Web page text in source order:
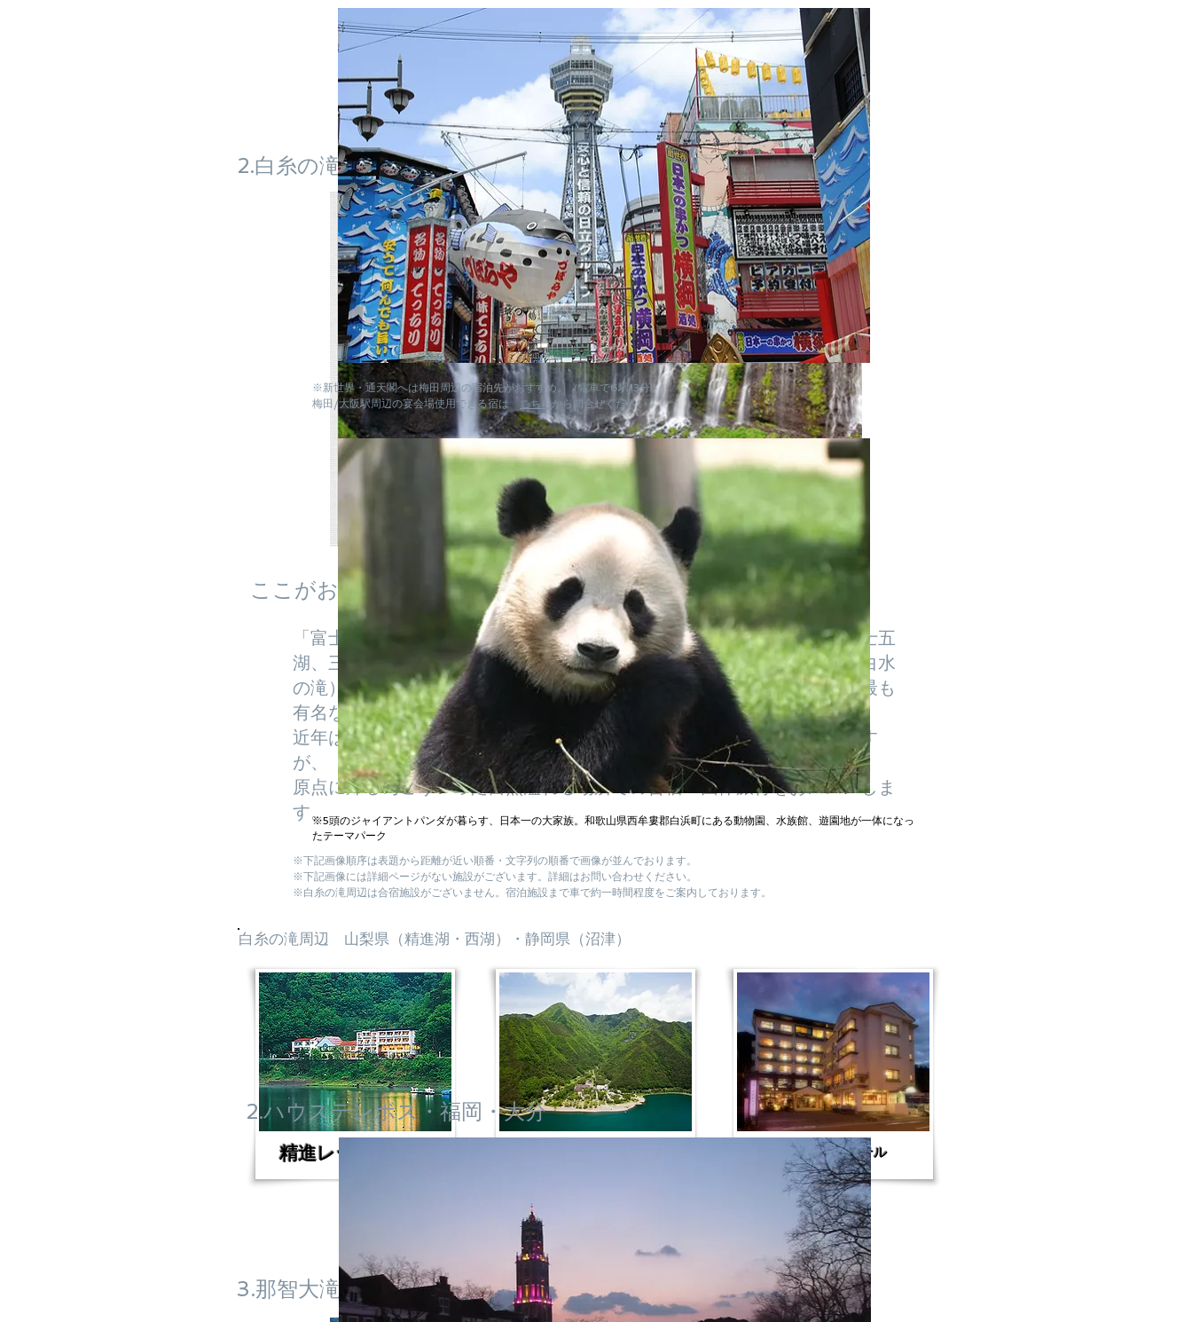
2.白糸の滝～世界文化遺産～
所在地：静岡県富士宮市上井出新田
ここがおすすめ ★★★★☆
「富士山信仰の対象と芸術の源泉」世界遺産（文化遺産）に選ばれた富士五
湖、三保の松原と並ぶ白糸の滝。全国の滝の総称で白糸の滝（あるいは白水
の滝）と呼ばれる滝が北は北海道～九州の大分までありますがその中で最も
有名な場所。
近年は中国人観光客が増加しています。写真や美術など勿論おススメです
が、
原点に帰る為こういった自然溢れる場所での合宿・団体旅行をおススメしま
す。
※下記画像順序は表題から距離が近い順番・文字列の順番で画像が並んでおります。
※下記画像には詳細ページがない施設がございます。詳細はお問い合わせください。
※白糸の滝周辺は合宿施設がございません。宿泊施設まで車で約一時間程度をご案内しております。
白糸の滝周辺 山梨県（精進湖・西湖）・静岡県（沼津）
精進レークホテル 山三びゅうホテル
3.那智大滝～日本三名瀑、世界文化遺産～
※新世界・通天閣へは梅田周辺の宿泊先がおすすめ。（電車で6駅13分）
梅田/大阪駅周辺の宴会場使用できる宿は
こちらから問合せください。
※5頭のジャイアントパンダが暮らす、日本一の大家族。和歌山県西牟婁郡白浜町にある動物園、水族館、遊園地が一体になっ
たテーマパーク
2.ハウステンボス・福岡・大分